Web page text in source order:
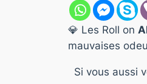
💎 Les Roll on
mauvaises
Si vous aussi